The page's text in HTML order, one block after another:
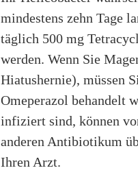
mindestens zehn Tage
täglich 500 mg
werden. Wenn Sie
Hiatushernie), müssen
Omeperazol behandelt
infiziert sind, können
anderen Antibiotikum
Ihren Arzt.